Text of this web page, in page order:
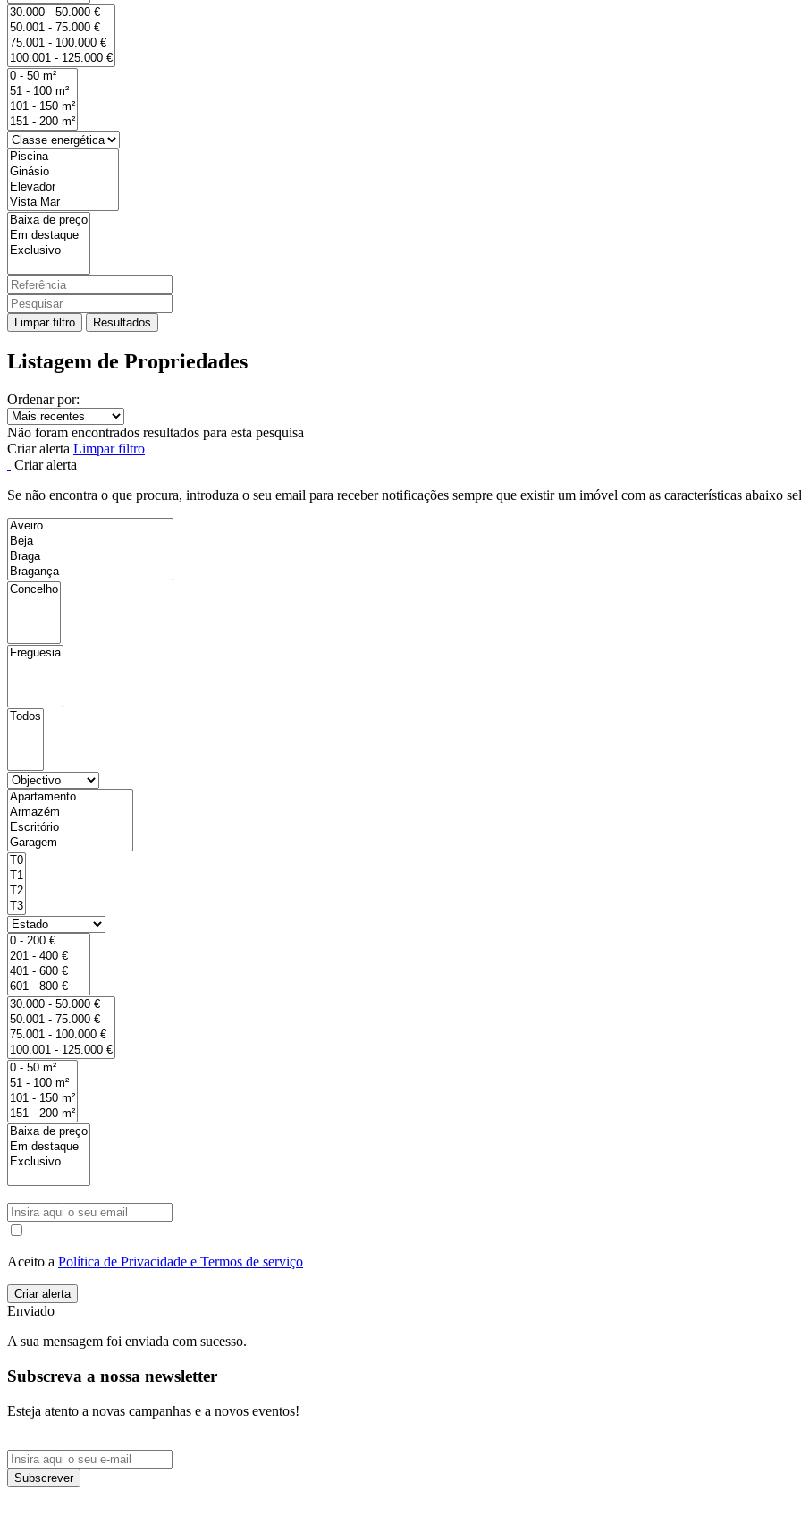
Limpar filtro Resultados
Listagem de Propriedades
Ordenar por:
Não foram encontrados resultados para esta pesquisa
Criar alerta Limpar filtro
Criar alerta
Se não encontra o que procura, introduza o seu email para receber notificações sempre que existir um imóvel com as características abaixo
Aceito a Política de Privacidade e Termos de serviço
Enviado
A sua mensagem foi enviada com sucesso.
Subscreva a nossa newsletter
Esteja atento a novas campanhas e a novos eventos!